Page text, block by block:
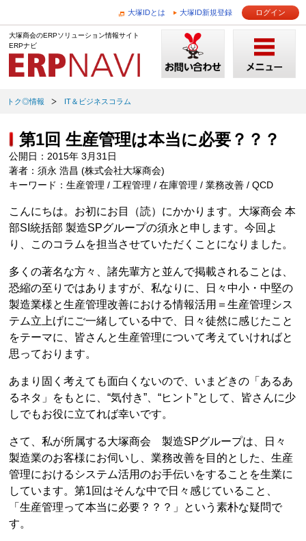
大塚IDとは 大塚ID新規登録 ログイン
大塚商会のERPソリューション情報サイト
ERPナビ
トク◎情報 IT＆ビジネスコラム
第1回 生産管理は本当に必要？？？
公開日：2015年 3月31日
著者：須永 浩昌 (株式会社大塚商会)
キーワード：生産管理 / 工程管理 / 在庫管理 / 業務改善 / QCD
こんにちは。お初にお目（読）にかかります。大塚商会 本
部SI統括部 製造SPグループの須永と申します。今回よ
り、このコラムを担当させていただくことになりました。
多くの著名な方々、諸先輩方と並んで掲載されることは、
恐縮の至りではありますが、私なりに、日々中小・中堅の
製造業様と生産管理改善における情報活用＝生産管理シス
テム立上げにご一緒している中で、日々徒然に感じたこと
をテーマに、皆さんと生産管理について考えていければと
思っております。
あまり固く考えても面白くないので、いまどきの「あるあ
るネタ」をもとに、“気付き”、“ヒント”として、皆さんに少
しでもお役に立てれば幸いです。
さて、私が所属する大塚商会 製造SPグループは、日々
製造業のお客様にお伺いし、業務改善を目的とした、生産
管理におけるシステム活用のお手伝いをすることを生業に
しています。第1回はそんな中で日々感じていること、
「生産管理って本当に必要？？？」という素朴な疑問で
す。